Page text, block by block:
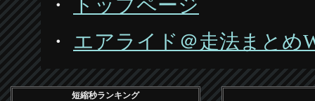
・
トップページ
・ エアライド＠走法まとめ
短縮秒ランキング